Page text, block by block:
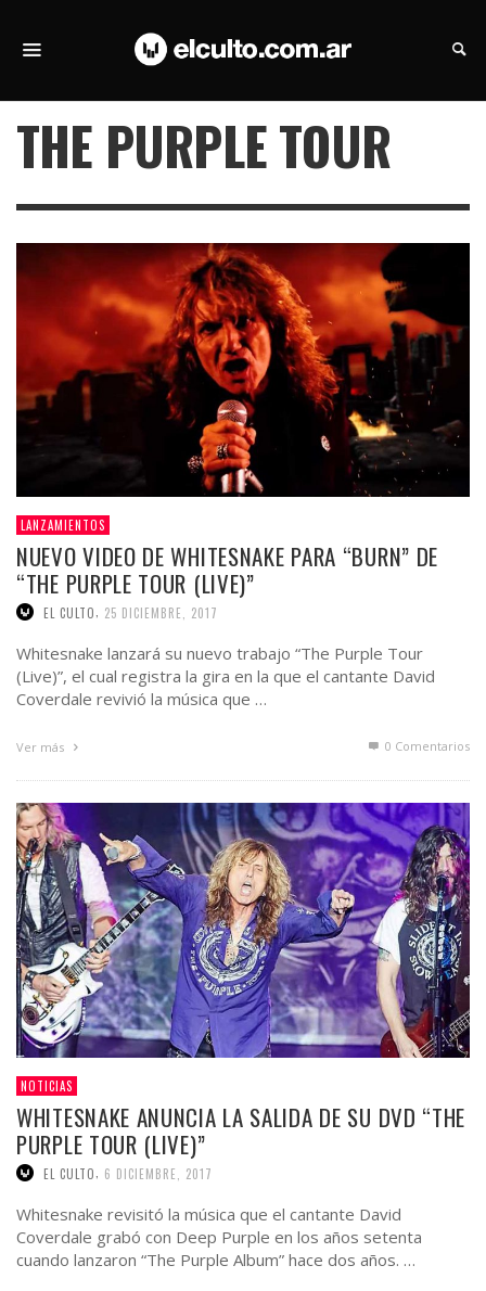
THE PURPLE TOUR
LANZAMIENTOS
NUEVO VIDEO DE WHITESNAKE PARA “BURN” DE
“THE PURPLE TOUR (LIVE)”
EL CULTO 25 DICIEMBRE, 2017
Whitesnake lanzará su nuevo trabajo “The Purple Tour
(Live)”, el cual registra la gira en la que el cantante David
Coverdale revivió la música que …
Ver más 0 Comentarios
NOTICIAS
WHITESNAKE ANUNCIA LA SALIDA DE SU DVD “THE
PURPLE TOUR (LIVE)”
EL CULTO 6 DICIEMBRE, 2017
Whitesnake revisitó la música que el cantante David
Coverdale grabó con Deep Purple en los años setenta
cuando lanzaron “The Purple Album” hace dos años. …